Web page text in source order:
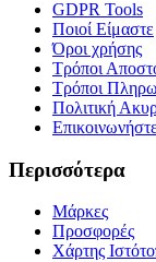
GDPR Tools
Ποιοί Είμαστε
Όροι χρήσης
Τρόποι
Τρόποι
Πολιτική
Περισσότερα
Μάρκες
Προσφορές
Χάρτης